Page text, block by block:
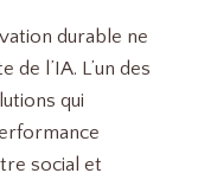
durable ne
l’IA. L’un des
qui
social et